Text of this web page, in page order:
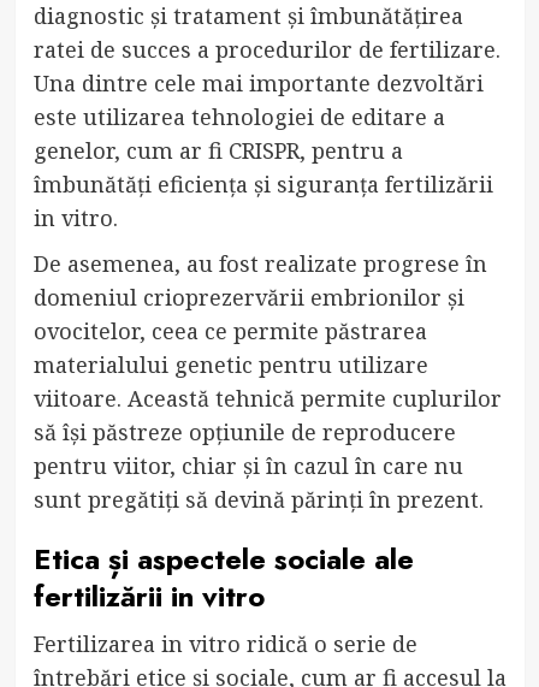
diagnostic și tratament și îmbunătățirea
ratei de succes a procedurilor de fertilizare.
Una dintre cele mai importante dezvoltări
este utilizarea tehnologiei de editare a
genelor, cum ar fi CRISPR, pentru a
îmbunătăți eficiența și siguranța fertilizării
in vitro.
De asemenea, au fost realizate progrese în
domeniul crioprezervării embrionilor și
ovocitelor, ceea ce permite păstrarea
materialului genetic pentru utilizare
viitoare. Această tehnică permite cuplurilor
să își păstreze opțiunile de reproducere
pentru viitor, chiar și în cazul în care nu
sunt pregătiți să devină părinți în prezent.
Etica și aspectele sociale ale
fertilizării in vitro
Fertilizarea in vitro ridică o serie de
întrebări etice și sociale, cum ar fi accesul la